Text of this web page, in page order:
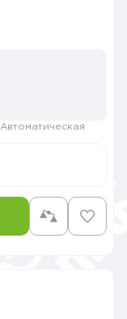
Автоматическая